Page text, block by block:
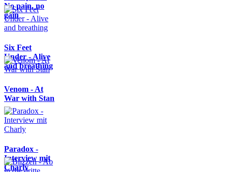
No pain, no
gain
Six Feet
Under - Alive
and breathing
Venom - At
War with Stan
Paradox -
Interview mit
Charly